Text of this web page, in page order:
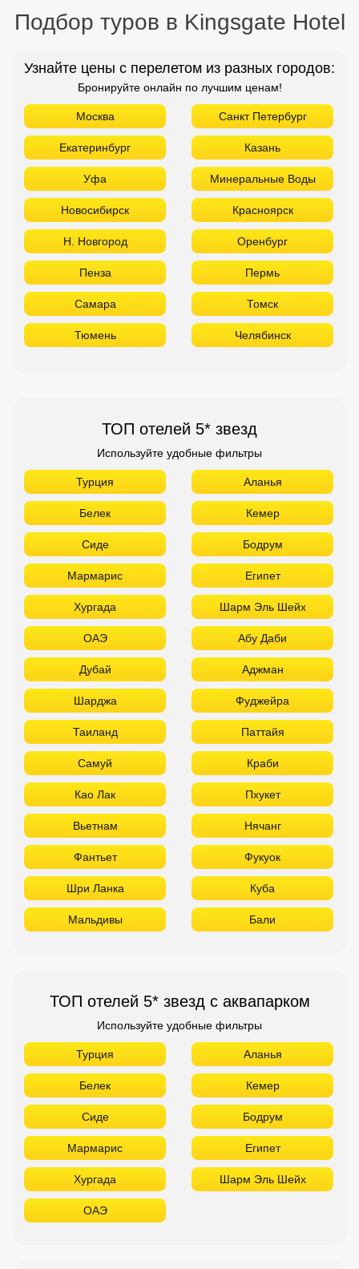
Подбор туров в Kingsgate Hotel
Узнайте цены с перелетом из разных городов:
Бронируйте онлайн по лучшим ценам!
Москва Санкт Петербург
Екатеринбург Казань
Уфа Минеральные Воды
Новосибирск Красноярск
Н. Новгород Оренбург
Пенза Пермь
Самара Томск
Тюмень Челябинск
ТОП отелей 5* звезд
Используйте удобные фильтры
Турция Аланья
Белек Кемер
Сиде Бодрум
Мармарис Египет
Хургада Шарм Эль Шейх
ОАЭ Абу Даби
Дубай Аджман
Шарджа Фуджейра
Таиланд Паттайя
Самуй Краби
Као Лак Пхукет
Вьетнам Нячанг
Фантьет Фукуок
Шри Ланка Куба
Мальдивы Бали
ТОП отелей 5* звезд с аквапарком
Используйте удобные фильтры
Турция Аланья
Белек Кемер
Сиде Бодрум
Мармарис Египет
Хургада Шарм Эль Шейх
ОАЭ